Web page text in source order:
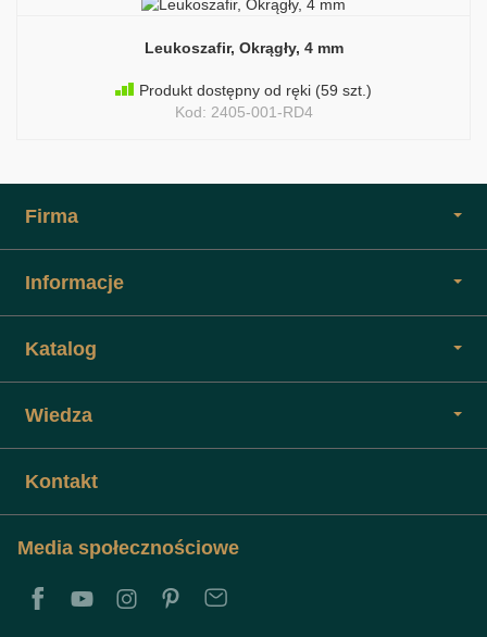
Leukoszafir, Okrągły, 4 mm
Produkt dostępny od ręki (59 szt.)
Kod: 2405-001-RD4
Firma
Informacje
Katalog
Wiedza
Kontakt
Media społecznościowe